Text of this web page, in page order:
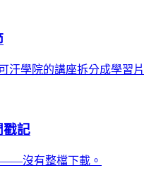
汗學院的講座拆分成學習片
戳記
沒有整檔下載。